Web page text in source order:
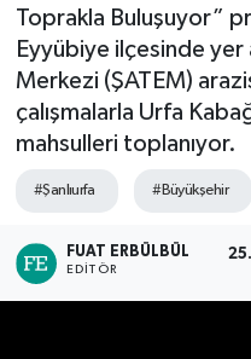
Toprakla Buluşuyor”
Eyyübiye ilçesinde yer
Merkezi (ŞATEM)
çalışmalarla Urfa
mahsulleri toplanıyor.
#Şanlıurfa #Büyükşehir
FUAT ERBÜLBÜL
EDITÖR
Haber Arşivi